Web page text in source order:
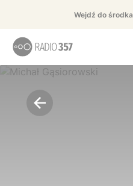
Wejdź do środka